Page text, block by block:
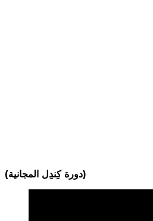
(دورة كِندِل المجانية)